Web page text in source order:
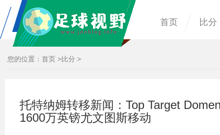
首页 比分
您的位置： 首页 >比分 >
托特纳姆转移新闻：Top Target
1600万英镑尤文图斯移动